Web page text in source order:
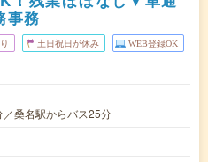
事務
土日祝日が休み WEB登録OK
桑名駅からバス25分